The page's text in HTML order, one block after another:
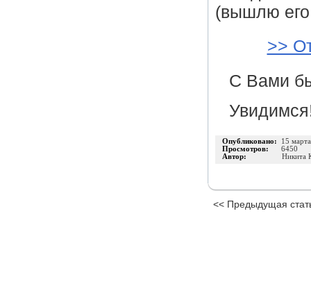
(вышлю его,
>>
С Вами
Опубликовано: 15
Просмотров: 6450
Автор:
Никита
<< Предыдущая